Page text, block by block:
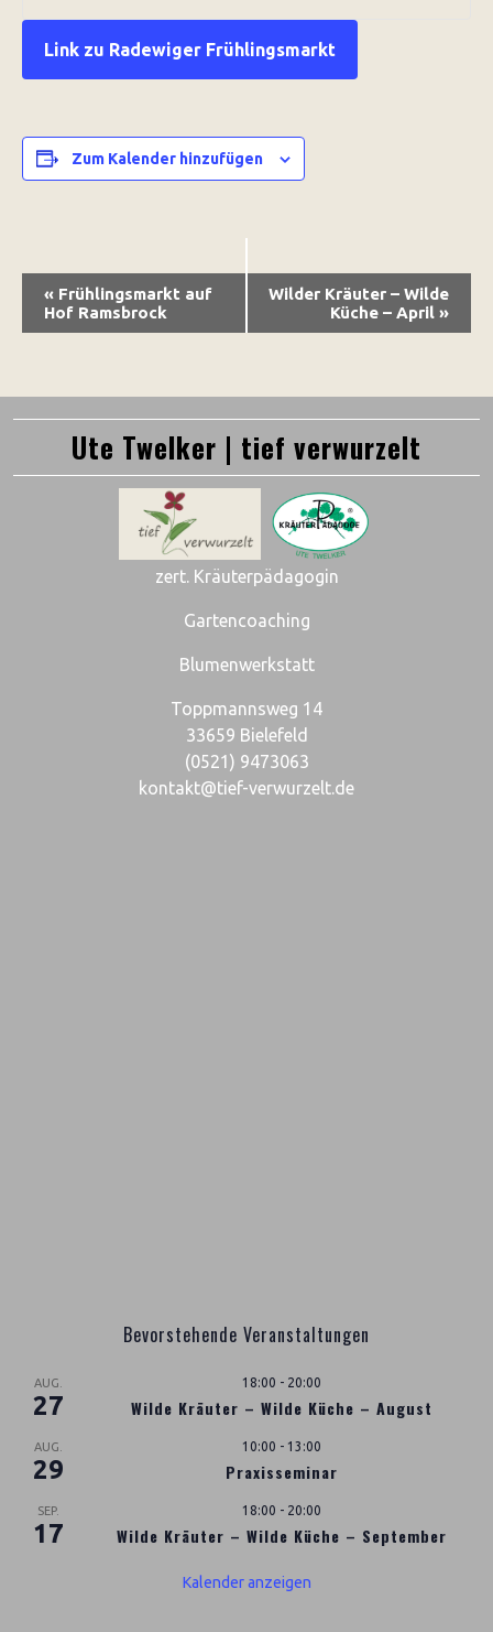
Link zu Radewiger Frühlingsmarkt
Zum Kalender hinzufügen
Veranstaltung-
Navigation
« Frühlingsmarkt auf
Hof Ramsbrock
Wilder Kräuter – Wilde
Küche – April »
Ute Twelker | tief verwurzelt
zert. Kräuterpädagogin
Gartencoaching
Blumenwerkstatt
Toppmannsweg 14
33659 Bielefeld
(0521) 9473063
kontakt@tief-verwurzelt.de
Bevorstehende Veranstaltungen
AUG.
27
18:00 - 20:00
Wilde Kräuter – Wilde Küche – August
AUG.
29
10:00 - 13:00
Praxisseminar
SEP.
17
18:00 - 20:00
Wilde Kräuter – Wilde Küche – September
Kalender anzeigen